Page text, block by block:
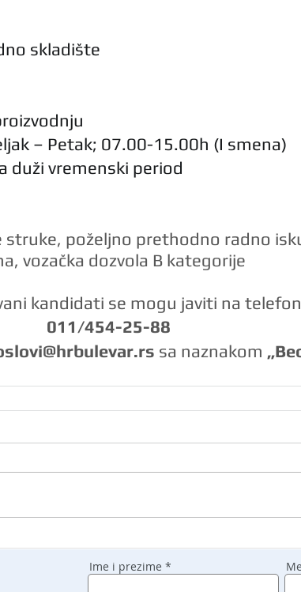
skladište
– Petak; 07.00-15.00h (I smena)
duži vremenski period
struke, poželjno prethodno radno
vozačka dozvola B kategorije
kandidati se mogu javiti na
011/454-25-88
sa naznakom
Ime i prezime